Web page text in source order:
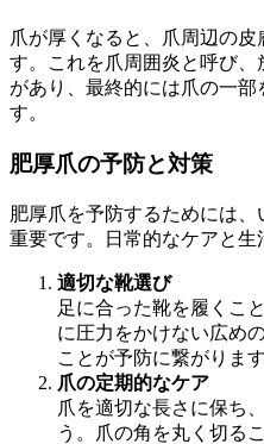
爪が厚くなると、爪周辺の
す。これを爪周囲炎と呼び
があり、最終的には爪の一
す。
肥厚爪の予防と対策
肥厚爪を予防するためには
重要です。日常的なケアと生
適切な靴選び
足に合った靴を履くこ
に圧力をかけない広め
ことが予防に繋がります
爪の定期的なケア
爪を適切な長さに保ち
う。爪の角を丸く切る